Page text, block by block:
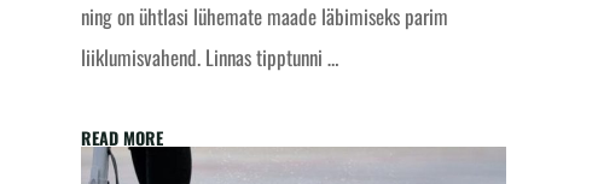
ning on ühtlasi lühemate maade läbimiseks parim
liiklumisvahend. Linnas tipptunni …
READ MORE"Elektritõukeratas